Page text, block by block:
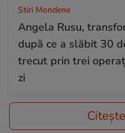
Stiri Mondene
Angela Rusu,
după ce a slăbit 30
trecut prin trei
zi